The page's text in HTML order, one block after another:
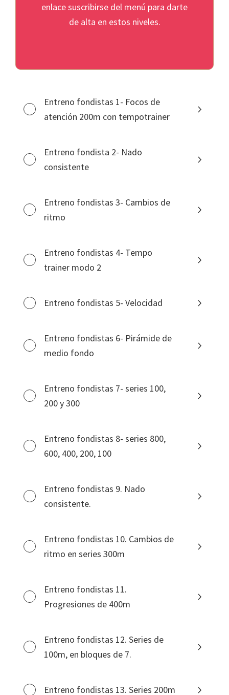
enlace suscribirse del menú para darte
de alta en estos niveles.
Entreno fondistas 1- Focos de
atención 200m con tempotrainer
Entreno fondista 2- Nado
consistente
Entreno fondistas 3- Cambios de
ritmo
Entreno fondistas 4- Tempo
trainer modo 2
Entreno fondistas 5- Velocidad
Entreno fondistas 6- Pirámide de
medio fondo
Entreno fondistas 7- series 100,
200 y 300
Entreno fondistas 8- series 800,
600, 400, 200, 100
Entreno fondistas 9. Nado
consistente.
Entreno fondistas 10. Cambios de
ritmo en series 300m
Entreno fondistas 11.
Progresiones de 400m
Entreno fondistas 12. Series de
100m, en bloques de 7.
Entreno fondistas 13. Series 200m